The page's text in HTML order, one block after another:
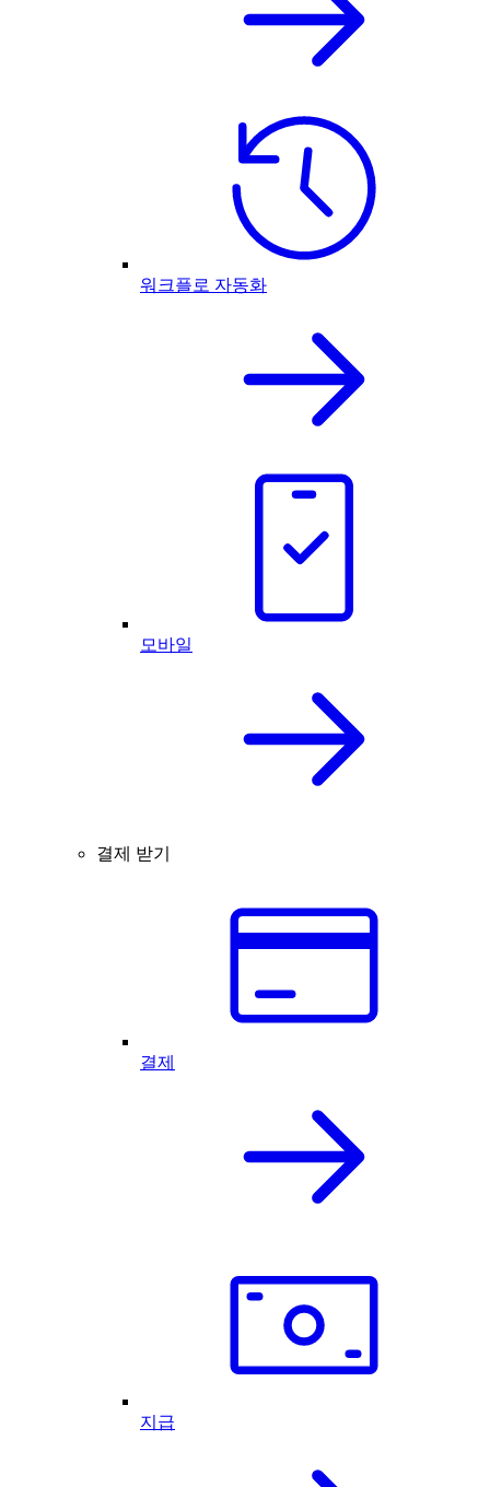
워크플로 자동화
모바일
결제 받기
결제
지급